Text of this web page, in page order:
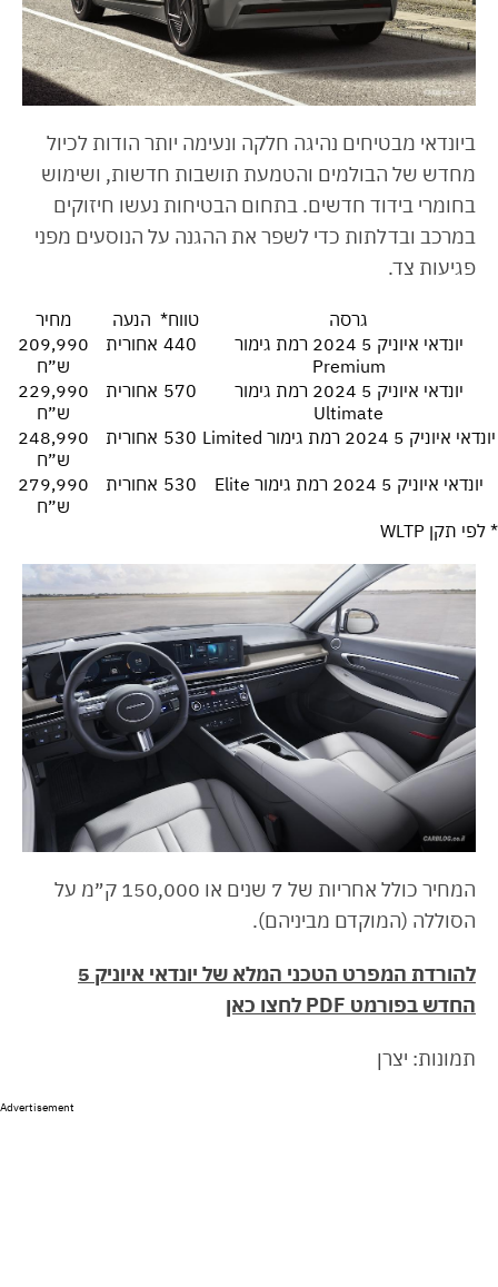
ביונדאי מבטיחים נהיגה חלקה ונעימה יותר הודות לכיול
מחדש של הבולמים והטמעת תושבות חדשות, ושימוש
בחומרי בידוד חדשים. בתחום הבטיחות נעשו חיזוקים
במרכב ובדלתות כדי לשפר את ההגנה על הנוסעים מפני
פגיעות צד.
גרסה טווח* הנעה
מחיר
יונדאי איוניק 5 2024 רמת גימור
Premium
440 אחורית
209,990
ש״ח
יונדאי איוניק 5 2024 רמת גימור
Ultimate
570 אחורית
229,990
ש״ח
יונדאי איוניק 5 2024 רמת גימור Limited
530 אחורית
248,990
ש״ח
יונדאי איוניק 5 2024 רמת גימור Elite
530 אחורית
279,990
ש״ח
* לפי תקן WLTP
המחיר כולל אחריות של 7 שנים או 150,000 ק״מ על
הסוללה (המוקדם מביניהם).
להורדת המפרט הטכני המלא של יונדאי איוניק 5
החדש בפורמט PDF לחצו כאן
תמונות: יצרן
Advertisement